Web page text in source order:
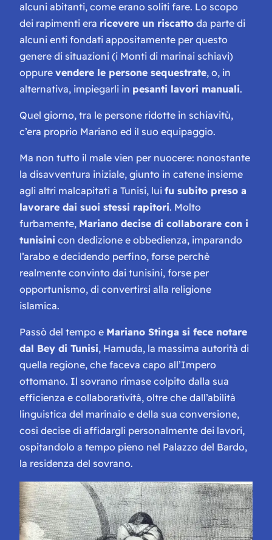
alcuni abitanti, come erano soliti fare. Lo scopo
dei rapimenti era ricevere un riscatto da parte di
alcuni enti fondati appositamente per questo
genere di situazioni (i Monti di marinai schiavi)
oppure vendere le persone sequestrate, o, in
alternativa, impiegarli in pesanti lavori manuali.
Quel giorno, tra le persone ridotte in schiavitù,
c’era proprio Mariano ed il suo equipaggio.
Ma non tutto il male vien per nuocere: nonostante
la disavventura iniziale, giunto in catene insieme
agli altri malcapitati a Tunisi, lui fu subito preso a
lavorare dai suoi stessi rapitori. Molto
furbamente, Mariano decise di collaborare con i
tunisini con dedizione e obbedienza, imparando
l’arabo e decidendo perfino, forse perchè
realmente convinto dai tunisini, forse per
opportunismo, di convertirsi alla religione
islamica.
Passò del tempo e Mariano Stinga si fece notare
dal Bey di Tunisi, Hamuda, la massima autorità di
quella regione, che faceva capo all’Impero
ottomano. Il sovrano rimase colpito dalla sua
efficienza e collaboratività, oltre che dall’abilità
linguistica del marinaio e della sua conversione,
così decise di affidargli personalmente dei lavori,
ospitandolo a tempo pieno nel Palazzo del Bardo,
la residenza del sovrano.